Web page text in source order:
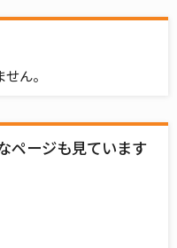
ん。
ページも見ています